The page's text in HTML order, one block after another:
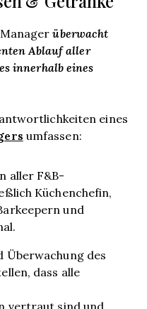
Managerüberwacht
Ablauf aller
innerhalb eines
eines
umfassen:
aller F&B-
Küchenchefin,
und
Überwachung des
dass alle